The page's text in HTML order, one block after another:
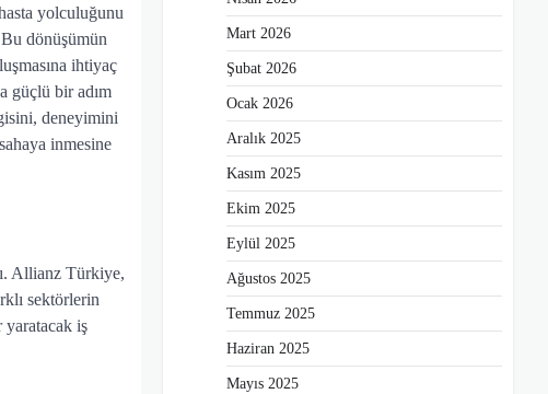
yolculuğunu
dönüşümün
ihtiyaç
güçlü bir adım
deneyimini
inmesine
Allianz Türkiye,
sektörlerin
yaratacak iş
Mart 2026
Şubat 2026
Ocak 2026
Aralık 2025
Kasım 2025
Ekim 2025
Eylül 2025
Ağustos 2025
Temmuz 2025
Haziran 2025
Mayıs 2025